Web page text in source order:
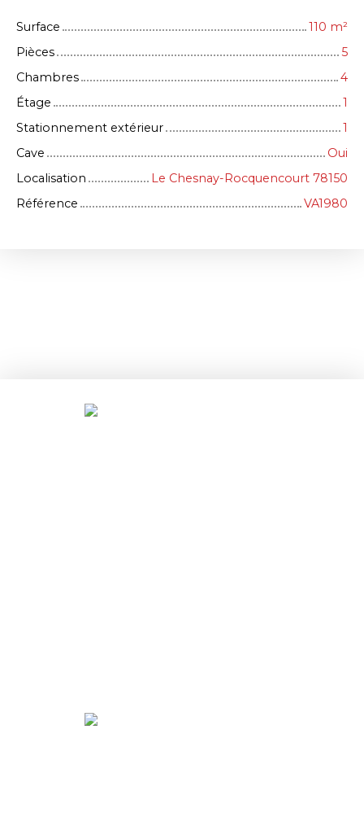
Surface 110 m²
Pièces
5
Chambres
4
Étage
1
Stationnement extérieur
1
Cave
Oui
Localisation
Le Chesnay-Rocquencourt 78150
Référence
VA1980